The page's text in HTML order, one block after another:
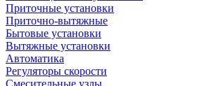
Приточные установки
Приточно-вытяжные
Бытовые установки
Вытяжные установки
Автоматика
Регуляторы скорости
Смесительные узлы